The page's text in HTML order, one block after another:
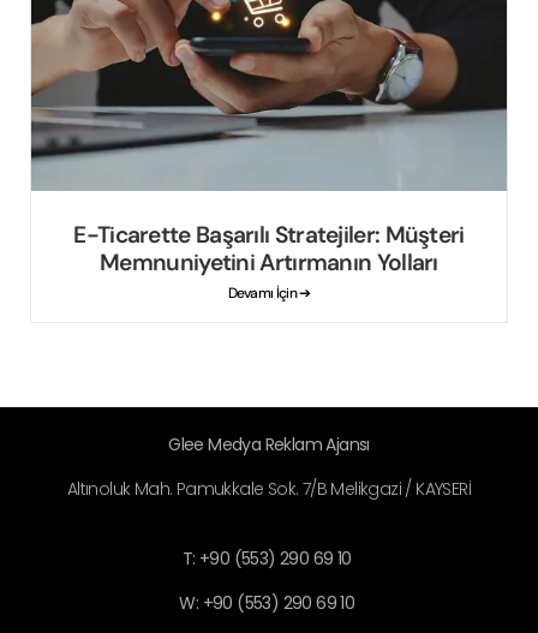
E-Ticarette Başarılı Stratejiler: Müşteri
Memnuniyetini Artırmanın Yolları
Devamı İçin ➔
Glee Medya Reklam Ajansı
Altınoluk Mah. Pamukkale Sok. 7/B Melikgazi / KAYSERİ
T: +90 (553) 290 69 10
W: +90 (553) 290 69 10